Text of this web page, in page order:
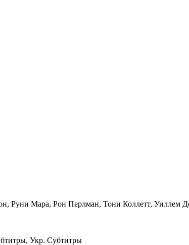
Руни Мара, Рон Перлман, Тони Коллетт, Уиллем
Укр. Субтитры